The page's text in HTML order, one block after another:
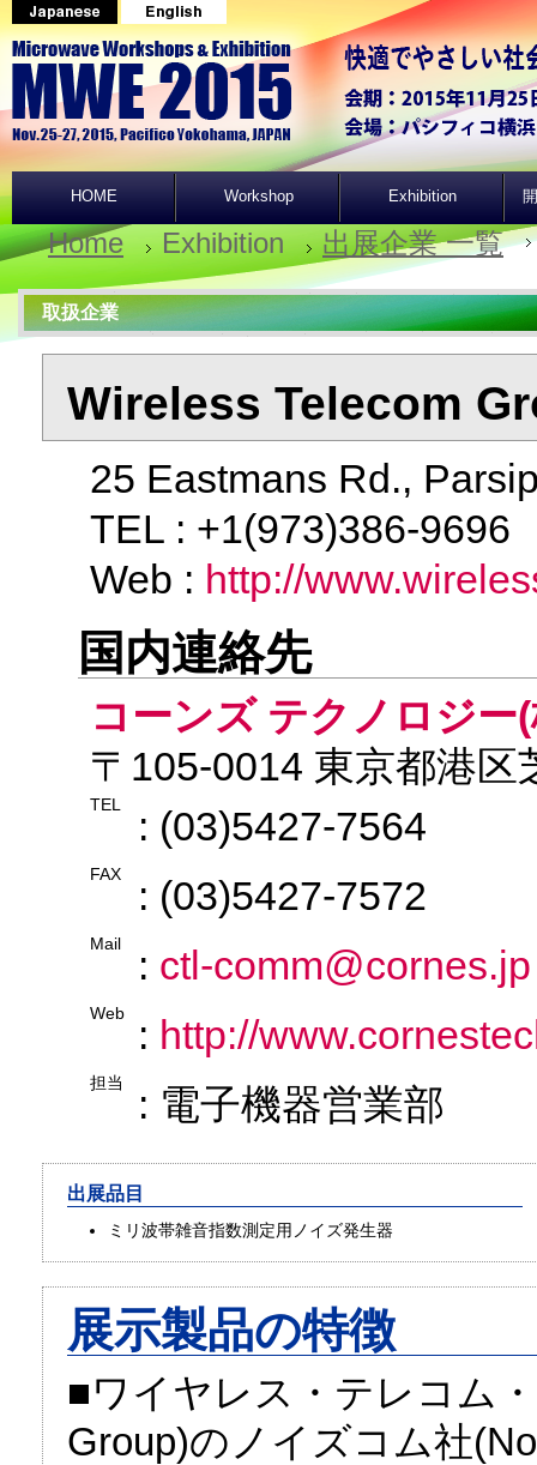
HOME Workshop Exhibition
Home Exhibition 出展企業 一覧
取扱企業
Wireless Telecom
25 Eastmans Rd.,
TEL : +1(973)386-
Web : http://
国内連絡先
コーンズ テクノロジー
〒105-0014 東京都港
TEL : (03)5427-7564
FAX : (03)5427-7572
Mail : ctl-comm@cornes.jp
Web : http://
担当 : 電子機器営業部
出展品目
ミリ波帯雑音指数測定用ノイズ発生器
展示製品の特徴
■ワイヤレス・テレコム
Group)のノイズコム社